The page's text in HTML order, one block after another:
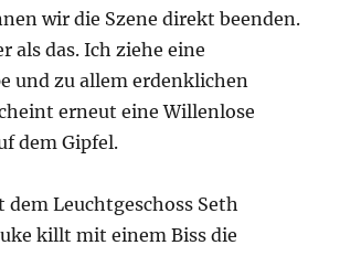
wir die Szene direkt beenden.
als das. Ich ziehe eine
und zu allem erdenklichen
erneut eine Willenlose
dem Gipfel.
Leuchtgeschoss Seth
killt mit einem Biss die